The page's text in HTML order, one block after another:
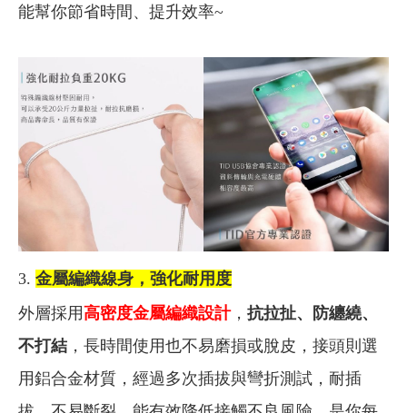
能幫你節省時間、提升效率~
3. 金屬編織線身，強化耐用度
外層採用高密度金屬編織設計， 抗拉扯、防纏繞、
不打結 ，長時間使用也不易磨損或脫皮，接頭則選
用鋁合金材質，經過多次插拔與彎折測試，耐插